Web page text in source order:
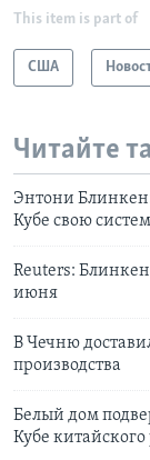
This item is part of
США
Читайте
Энтони Блинкен:
Кубе свою
Reuters:
июня
В Чечню
производства
Белый дом
Кубе